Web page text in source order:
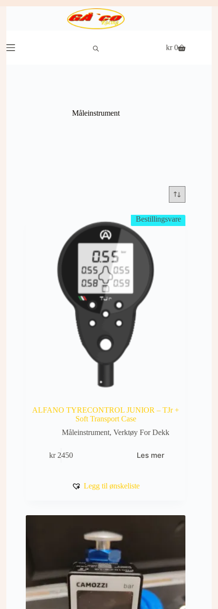
Handlekurv
kr0
Måleinstrument
Bestillingsvare
ALFANO TYRECONTROL JUNIOR – TJr +
Soft Transport Case
Måleinstrument, Verktøy For Dekk
kr2450 Les mer
Legg til ønskeliste